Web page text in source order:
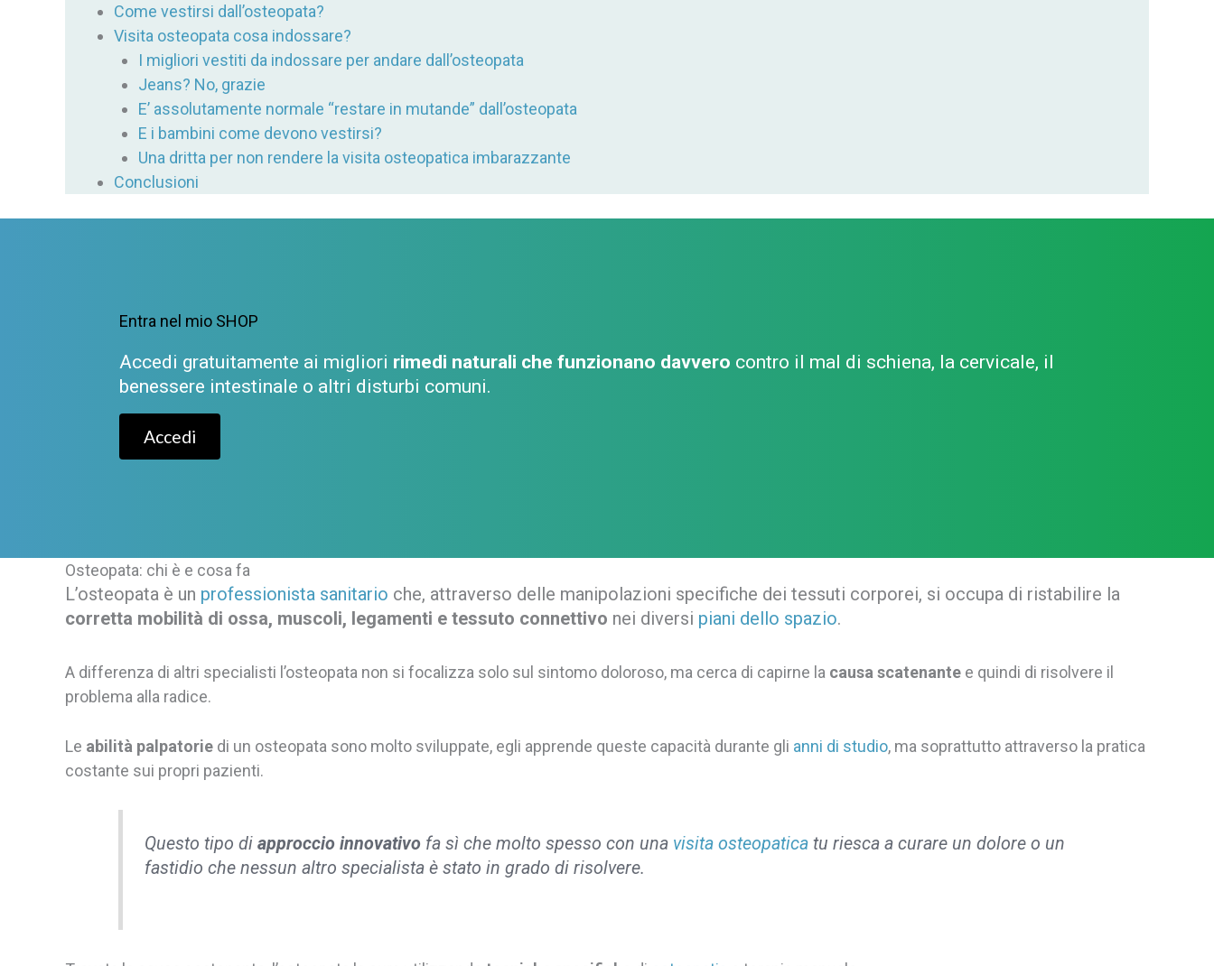
Come vestirsi dall’osteopata?
Visita osteopata cosa indossare?
I migliori vestiti da indossare per andare dall’osteopata
Jeans? No, grazie
E’ assolutamente normale “restare in mutande” dall’osteopata
E i bambini come devono vestirsi?
Una dritta per non rendere la visita osteopatica imbarazzante
Conclusioni
Entra nel mio SHOP
Accedi gratuitamente ai migliori rimedi naturali che funzionano davvero contro il mal di schiena, la cervicale, il
benessere intestinale o altri disturbi comuni.
Accedi
Osteopata: chi è e cosa fa
L’osteopata è un professionista sanitario che, attraverso delle manipolazioni specifiche dei tessuti corporei, si occupa di ristabilire la
corretta mobilità di ossa, muscoli, legamenti e tessuto connettivo nei diversi piani dello spazio.
A differenza di altri specialisti l’osteopata non si focalizza solo sul sintomo doloroso, ma cerca di capirne la causa scatenante e quindi di risolvere il
problema alla radice.
Le abilità palpatorie di un osteopata sono molto sviluppate, egli apprende queste capacità durante gli anni di studio, ma soprattutto attraverso la pratica
costante sui propri pazienti.
Questo tipo diapproccio innovativo fa sì che molto spesso con una visita osteopatica tu riesca a curare un dolore o un
fastidio che nessun altro specialista è stato in grado di risolvere.